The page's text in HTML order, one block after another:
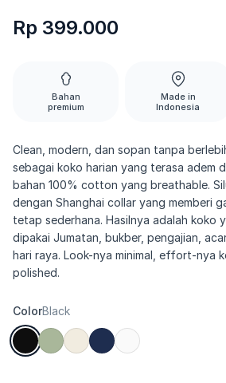
Rp 399.000
Bahan
premium
Made in
Indonesia
Clean, modern, dan sopan tanpa
sebagai koko harian yang terasa adem
bahan 100% cotton yang breathable.
dengan Shanghai collar yang memberi
tetap sederhana. Hasilnya adalah koko
dipakai Jumatan, bukber, pengajian,
hari raya. Look-nya minimal, effort-nya
polished.
ColorBlack